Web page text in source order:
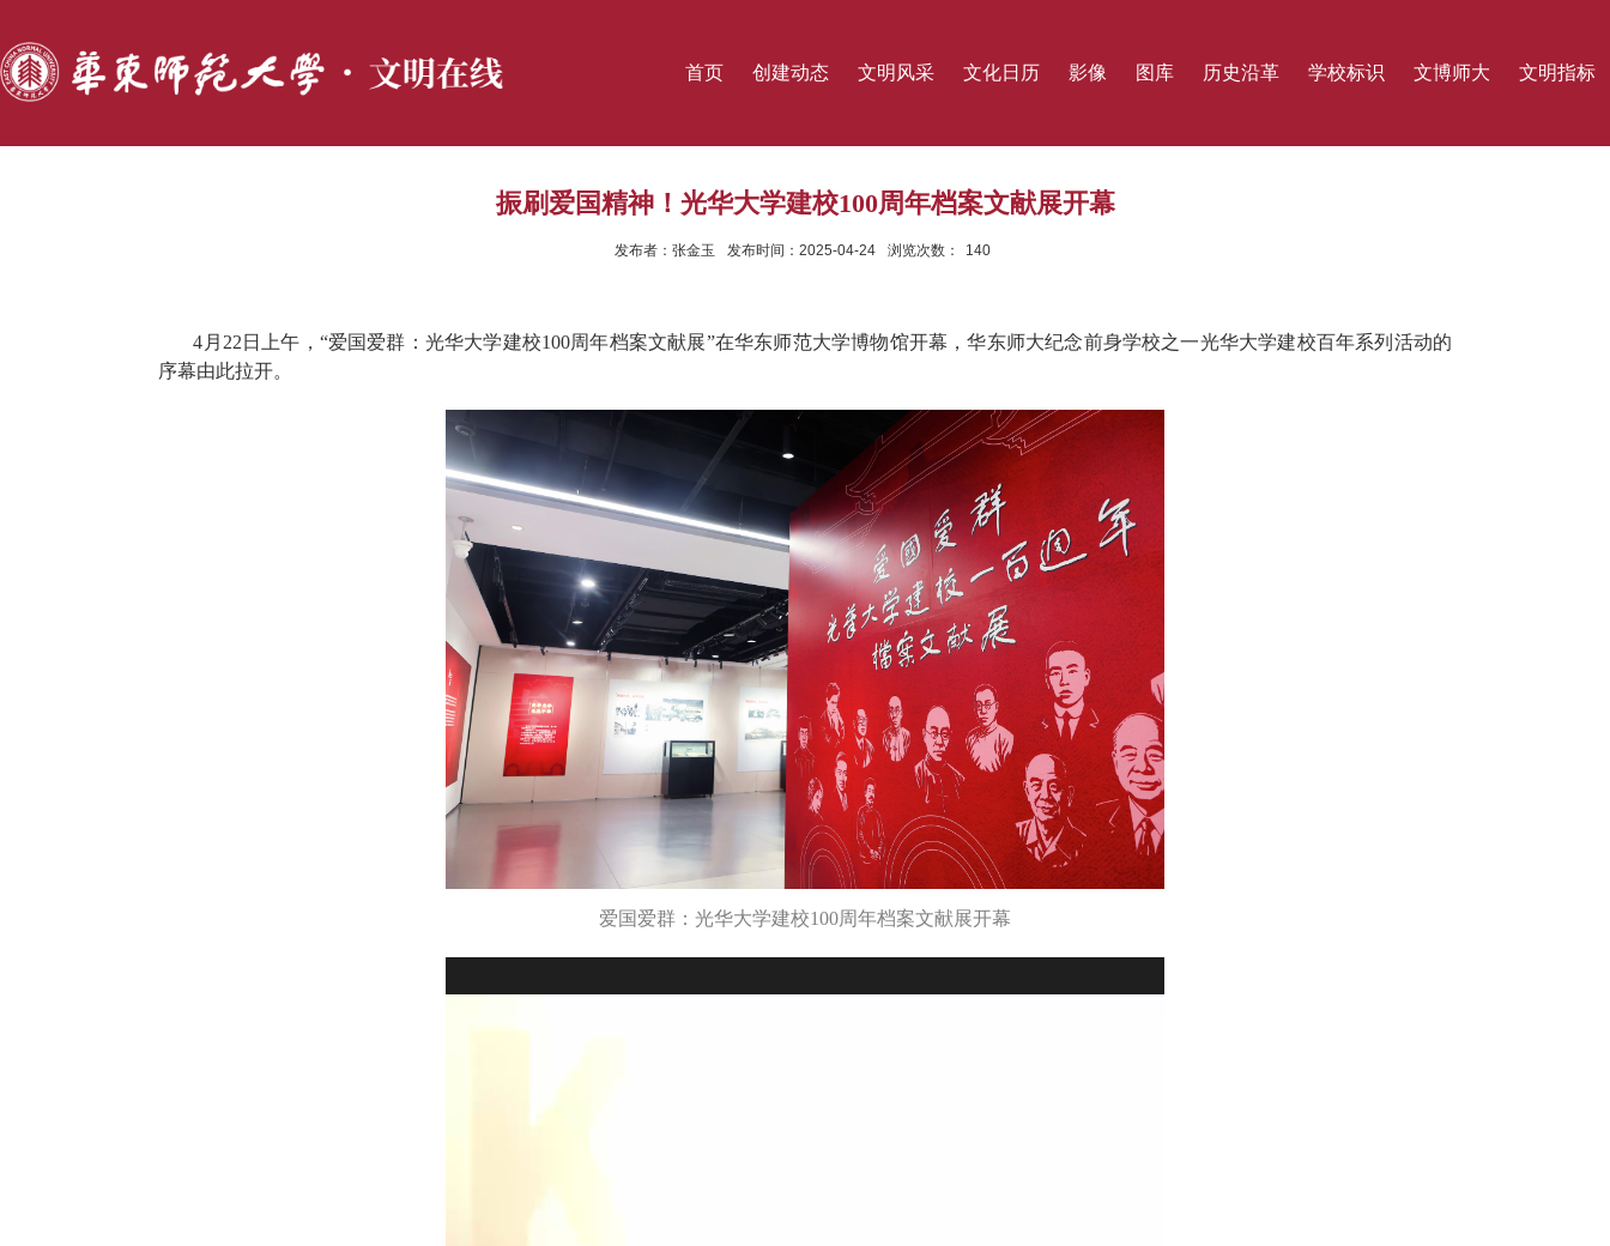
首页 创建动态 文明风采 文化日历 影像 图库 历史沿革 学校标识 文博师大 文明指标
振刷爱国精神！光华大学建校100周年档案文献展开幕
发布者：张金玉 发布时间：2025-04-24 浏览次数： 140
4月22日上午，“爱国爱群：光华大学建校100周年档案文献展”在华东师范大学博物馆开幕，华东师大纪念前身学校之一光华大学建校百年系列活动的
序幕由此拉开。
爱国爱群：光华大学建校100周年档案文献展开幕